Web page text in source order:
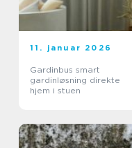
11. januar 2026
Gardinbus smart
gardinløsning direkte
hjem i stuen